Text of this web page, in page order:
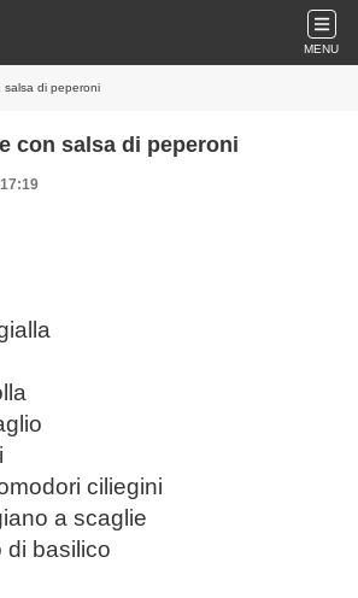
MENU
di peperoni
con salsa di peperoni
ciliegini
a scaglie
di basilico